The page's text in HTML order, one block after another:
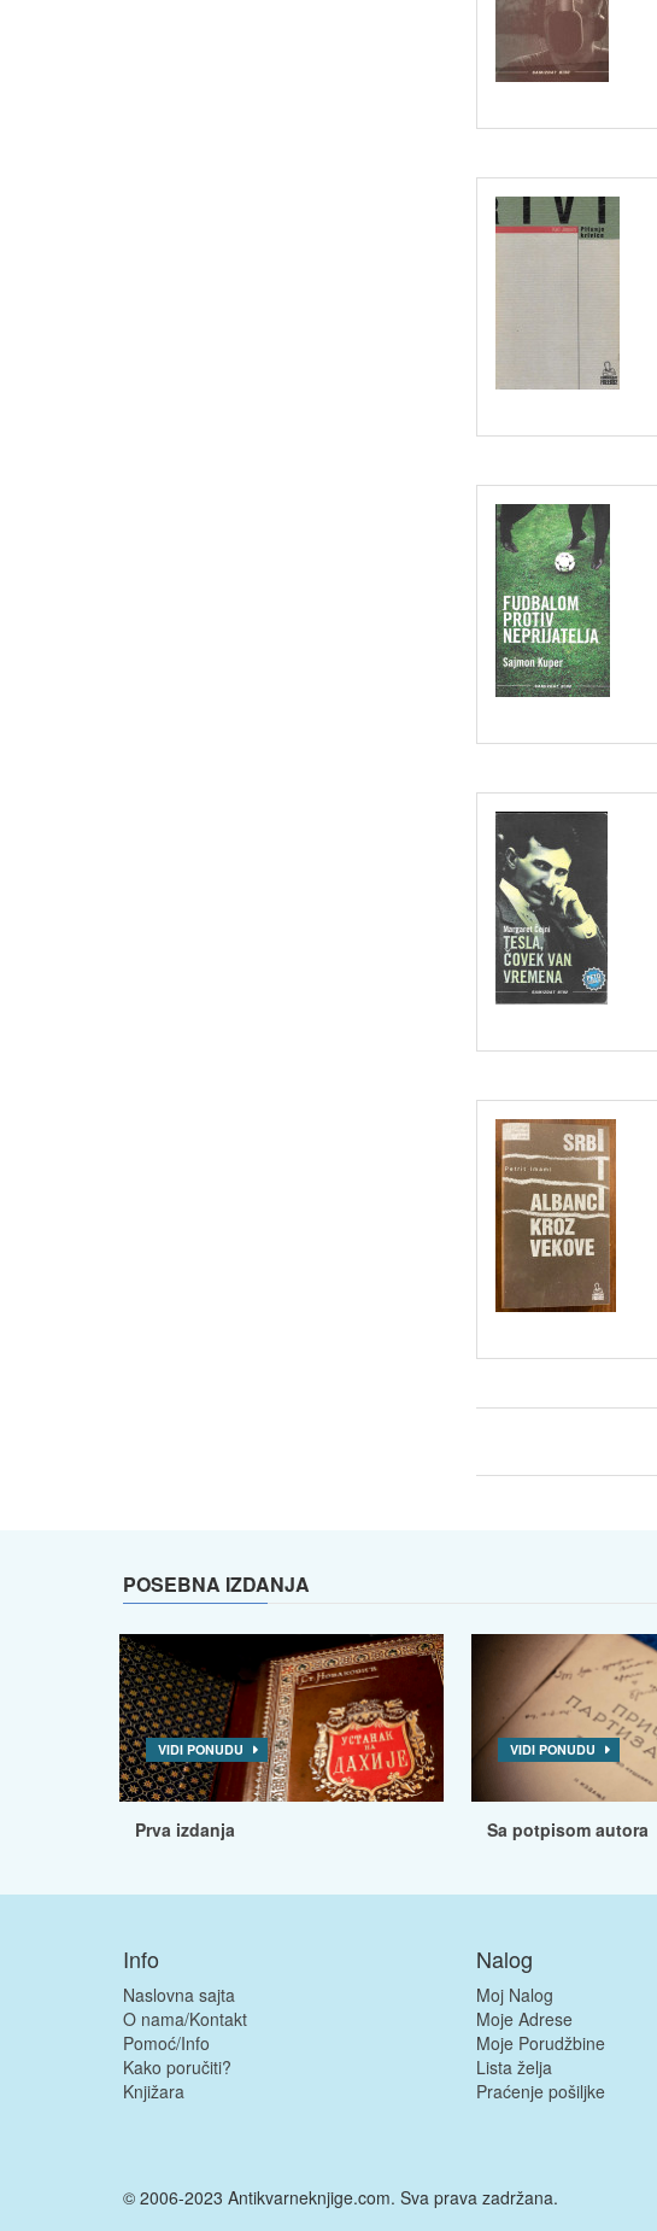
POSEBNA IZDANJA
VIDI PONUDU
Prva izdanja
VIDI PONUDU
Sa potpisom autora
Info
Naslovna sajta
O nama/Kontakt
Pomoć/Info
Kako poručiti?
Knjižara
Nalog
Moj Nalog
Moje Adrese
Moje Porudžbine
Lista želja
Praćenje pošiljke
© 2006-2023 Antikvarneknjige.com. Sva prava zadržana.